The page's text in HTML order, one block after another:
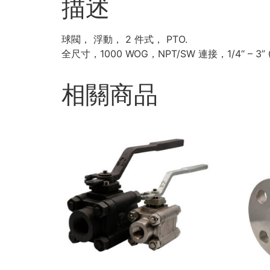
描述
球閥， 浮動， 2 件式， PTO.
全尺寸，1000 WOG，NPT/SW 連接，1/4“ – 3”
相關商品